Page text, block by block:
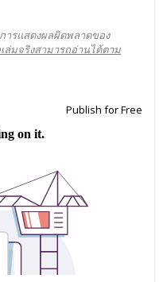
ารแสดงผลผิดพลาดของ
ล่มจริงสามารถอ่านได้ตาม
Publish for Free